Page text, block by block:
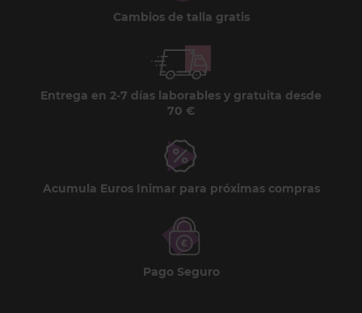
Cambios de talla gratis
Entrega en 2-7 días laborables y gratuita desde
70 €
Acumula Euros Inimar para próximas compras
Pago Seguro